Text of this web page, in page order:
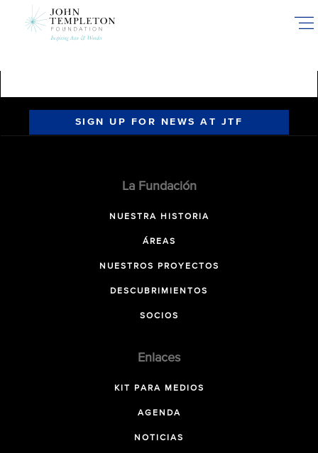
SIGN UP FOR NEWS AT JTF
La Fundación
NUESTRA HISTORIA
ÁREAS
NUESTROS PROYECTOS
DESCUBRIMIENTOS
SOCIOS
Enlaces
KIT PARA MEDIOS
AGENDA
NOTICIAS